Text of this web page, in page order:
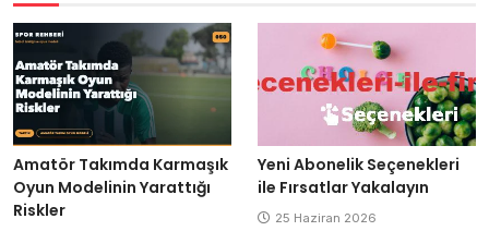
Amatör Takımda Karmaşık
Oyun Modelinin Yarattığı
Riskler
Yeni Abonelik Seçenekleri
ile Fırsatlar Yakalayın
25 Haziran 2026